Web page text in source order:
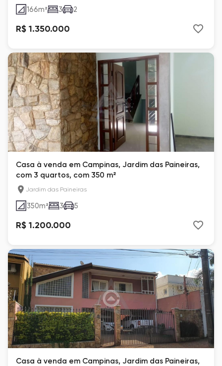
166m² 3 2
R$ 1.350.000
Casa à venda em Campinas, Jardim das Paineiras,
com 3 quartos, com 350 m²
Jardim das Paineiras
350m² 3 5
R$ 1.200.000
Casa à venda em Campinas, Jardim das Paineiras,